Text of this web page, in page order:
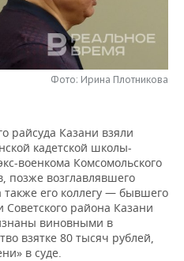
Фото: Ирина Плотникова
райсуда Казани взяли
кадетской школы-
военкома Комсомольского
позже возглавлявшего
также его коллегу — бывшего
Советского района Казани
виновными в
взятке 80 тысяч рублей,
в суде.